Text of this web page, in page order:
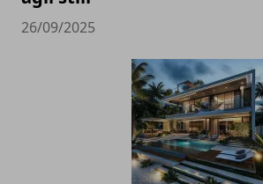
26/09/2025